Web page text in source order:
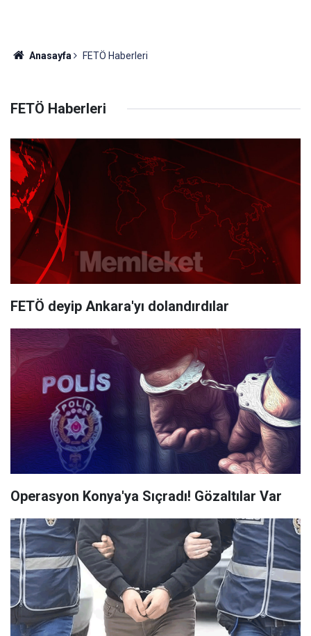
Anasayfa FETÖ Haberleri
FETÖ Haberleri
FETÖ deyip Ankara'yı dolandırdılar
Operasyon Konya'ya Sıçradı! Gözaltılar Var